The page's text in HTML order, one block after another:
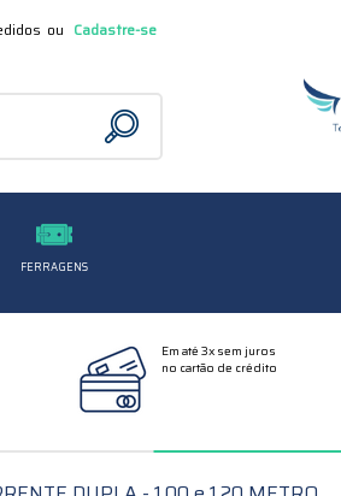
Cadastre-se
FERRAGENS
Em até 3x sem juros
no cartão de crédito